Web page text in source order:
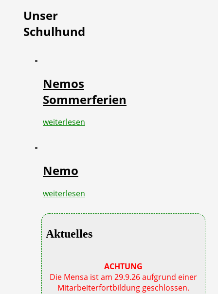
Unser
Schulhund
Nemos
Sommerferien
weiterlesen
Nemo
weiterlesen
Aktuelles
ACHTUNG
Die Mensa ist am 29.9.26 aufgrund einer
Mitarbeiterfortbildung geschlossen.